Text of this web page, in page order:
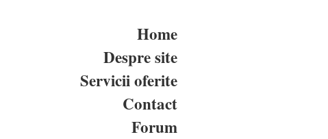
Home
Despre site
Servicii oferite
Contact
Forum